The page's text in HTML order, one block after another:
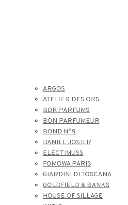
ARGOS
ATELIER DES ORS
BDK PARFUMS
BON PARFUMEUR
BOND N°9
DANIEL JOSIER
ELECTIMUSS
FOMOWA PARIS
GIARDINI DI TOSCANA
GOLDFIELD & BANKS
HOUSE OF SILLAGE